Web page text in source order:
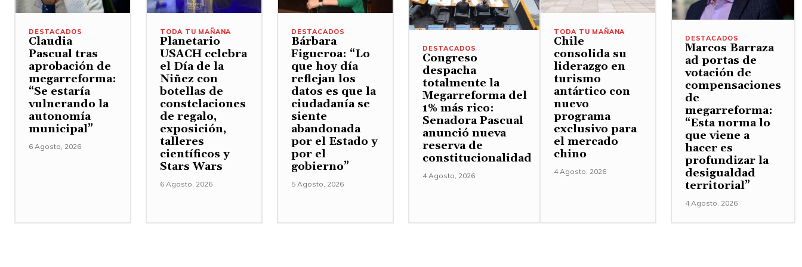
DESTACADOS
Claudia
Pascual tras
aprobación de
megarreforma:
“Se estaría
vulnerando la
autonomía
municipal”
6 Agosto, 2026
TODA TU MAÑANA
Planetario
USACH celebra
el Día de la
Niñez con
botellas de
constelaciones
de regalo,
exposición,
talleres
científicos y
Stars Wars
6 Agosto, 2026
DESTACADOS
Bárbara
Figueroa: “Lo
que hoy día
reflejan los
datos es que la
ciudadanía se
siente
abandonada
por el Estado y
por el
gobierno”
5 Agosto, 2026
DESTACADOS
Congreso
despacha
totalmente la
Megarreforma del
1% más rico:
Senadora Pascual
anunció nueva
reserva de
constitucionalidad
4 Agosto, 2026
TODA TU MAÑANA
Chile
consolida su
liderazgo en
turismo
antártico con
nuevo
programa
exclusivo para
el mercado
chino
4 Agosto, 2026
DESTACADOS
Marcos Barraza
ad portas de
votación de
compensaciones
de
megarreforma:
“Esta norma lo
que viene a
hacer es
profundizar la
desigualdad
territorial”
4 Agosto, 2026